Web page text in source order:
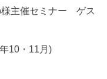
主催セミナー ゲス
10・11月)